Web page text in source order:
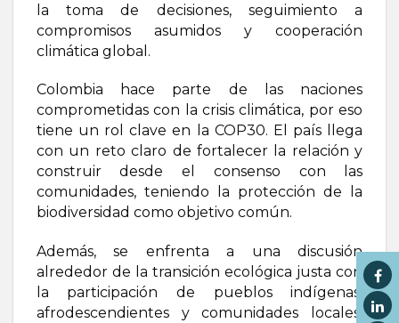
la toma de decisiones, seguimiento a
compromisos asumidos y cooperación
climática global.
Colombia hace parte de las naciones
comprometidas con la crisis climática, por eso
tiene un rol clave en la COP30. El país llega
con un reto claro de fortalecer la relación y
construir desde el consenso con las
comunidades, teniendo la protección de la
biodiversidad como objetivo común.
Además, se enfrenta a una discusión
alrededor de la transición ecológica justa con
la participación de pueblos indígenas,
afrodescendientes y comunidades locales,